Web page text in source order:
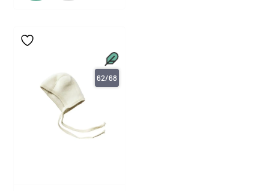
62/68